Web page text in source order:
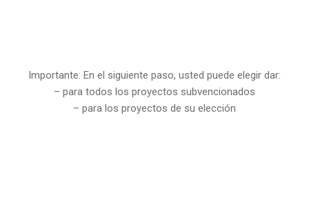
Importante: En el siguiente paso, usted puede elegir dar:
– para todos los proyectos subvencionados
– para los proyectos de su elección